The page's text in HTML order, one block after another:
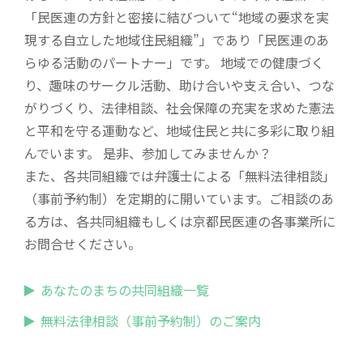
「民医連の方針と密接に結びついて“地域の要求を実
現する自立した地域住民組織”」であり「民医連のあ
らゆる活動のパートナー」です。 地域での健康づく
り、趣味のサークル活動、助け合いや支え合い、つな
がりづくり、法律相談、社会保障の充実を求めた憲法
と平和を守る運動など、地域住民と共に多彩に取り組
んでいます。 是非、参加してみませんか？
また、各共同組織では弁護士による「無料法律相談」
（事前予約制）を定期的に開いています。ご相談のあ
る方は、各共同組織もしくは京都民医連の各事業所に
お問合せください。
あなたのまちの共同組織一覧
無料法律相談（事前予約制）のご案内